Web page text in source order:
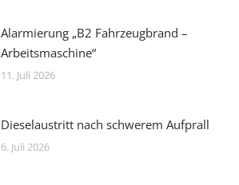
Alarmierung „B2 Fahrzeugbrand –
Arbeitsmaschine“
11. Juli 2026
Dieselaustritt nach schwerem Aufprall
6. Juli 2026